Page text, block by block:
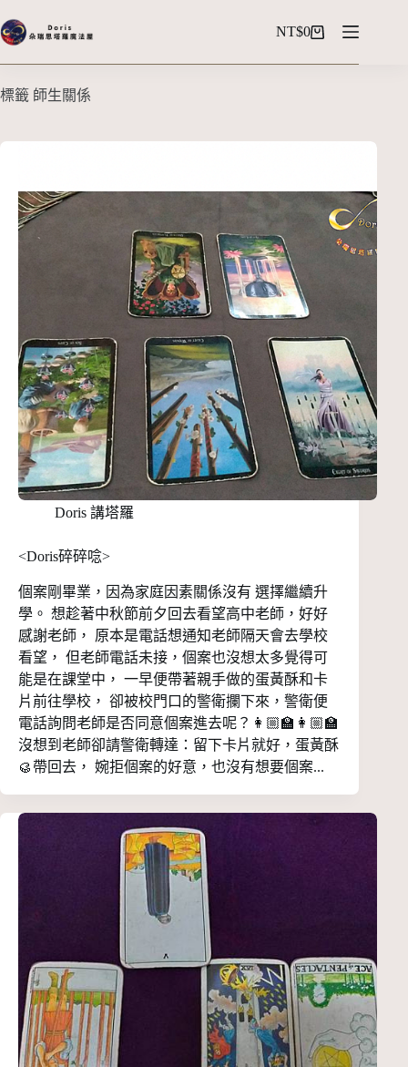
NT$0
標籤 師生關係
Doris 講塔羅
<Doris碎碎唸>
個案剛畢業，因為家庭因素關係沒有 選擇繼續升
學。 想趁著中秋節前夕回去看望高中老師，好好
感謝老師， 原本是電話想通知老師隔天會去學校
看望， 但老師電話未接，個案也沒想太多覺得可
能是在課堂中， 一早便帶著親手做的蛋黃酥和卡
片前往學校， 卻被校門口的警衛攔下來，警衛便
電話詢問老師是否同意個案進去呢？👩🏼‍🏫👩🏼‍🏫
沒想到老師卻請警衛轉達：留下卡片就好，蛋黃酥
🥮帶回去， 婉拒個案的好意，也沒有想要個案...